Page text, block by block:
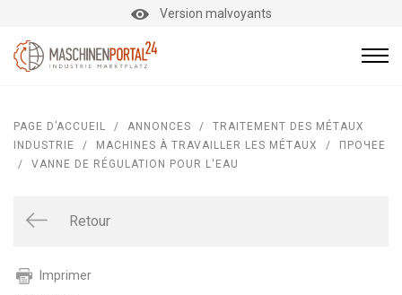
Version malvoyants
PAGE D’ACCUEIL / ANNONCES /
TRAITEMENT DES MÉTAUX
INDUSTRIE
/ MACHINES À TRAVAILLER LES MÉTAUX /
ПРОЧЕЕ
/
VANNE DE RÉGULATION POUR L'EAU
Retour
Imprimer